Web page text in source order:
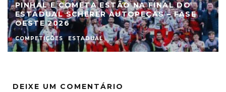
PINHAL E COMETA ESTÃO NA FINAL DO
ESTADUAL SCHERER AUTOPEÇAS – FASE
OESTE 2026
COMPETIÇÕES ESTADUAL
DEIXE UM COMENTÁRIO